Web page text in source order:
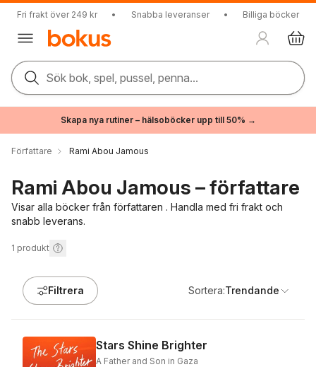
Fri frakt över 249 kr • Snabba leveranser • Billiga böcker
Sök bok, spel, pussel, penna...
Skapa nya rutiner – hälsoböcker upp till 50% →
Författare Rami Abou Jamous
Rami Abou Jamous – författare
Visar alla böcker från författaren . Handla med fri frakt och
snabb leverans.
1 produkt
Filtrera Sortera:Trendande
Stars Shine Brighter
A Father and Son in Gaza